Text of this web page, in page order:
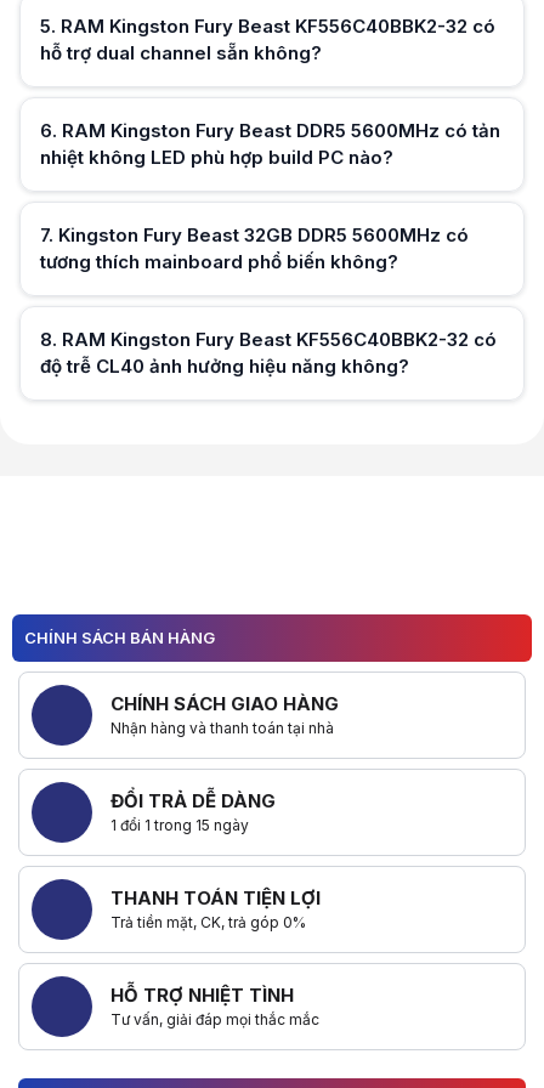
Hữu ích (0 )
5. RAM Kingston Fury Beast KF556C40BBK2-32 có
hỗ trợ dual channel sẵn không?
Hữu ích (0)
6. RAM Kingston Fury Beast DDR5 5600MHz có tản
nhiệt không LED phù hợp build PC nào?
Hữu ích (0
7. Kingston Fury Beast 32GB DDR5 5600MHz có
tương thích mainboard phổ biến không?
8. RAM Kingston Fury Beast KF556C40BBK2-32 có
độ trễ CL40 ảnh hưởng hiệu năng không?
CHÍNH SÁCH BÁN HÀNG
CHÍNH SÁCH GIAO HÀNG
Nhận hàng và thanh toán tại nhà
ĐỔI TRẢ DỄ DÀNG
1 đổi 1 trong 15 ngày
THANH TOÁN TIỆN LỢI
Trả tiền mặt, CK, trả góp 0%
HỖ TRỢ NHIỆT TÌNH
Tư vấn, giải đáp mọi thắc mắc